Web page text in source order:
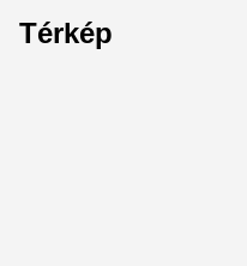
Térkép